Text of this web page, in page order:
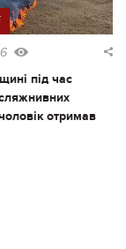
під час
отримав